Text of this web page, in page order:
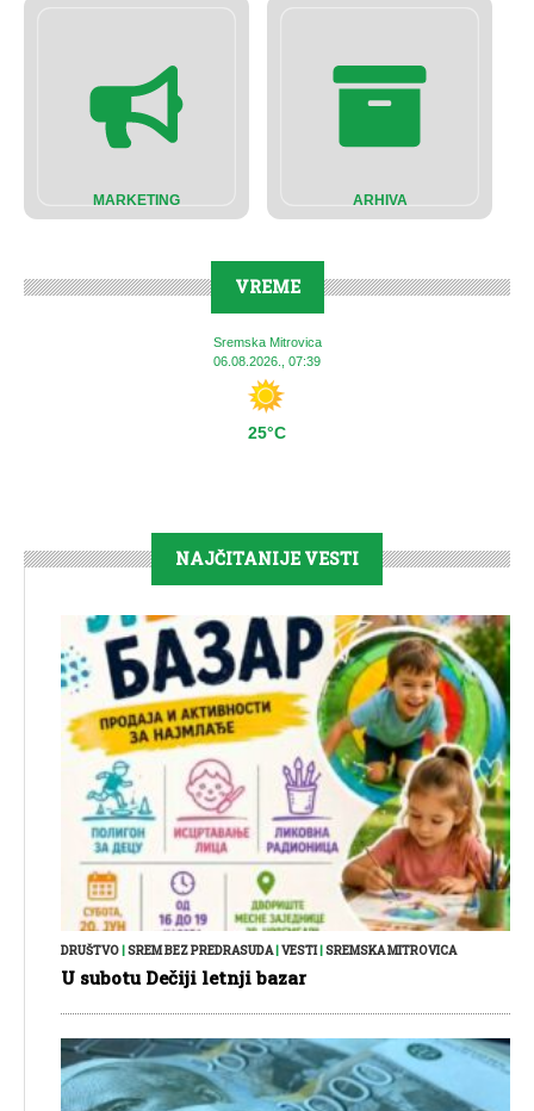
MARKETING ARHIVA
VREME
Sremska Mitrovica
06.08.2026., 07:39
25°C
NAJČITANIJE VESTI
DRUŠTVO SREM BEZ PREDRASUDA| VESTI| SREMSKA MITROVICA
U subotu Dečiji letnji bazar